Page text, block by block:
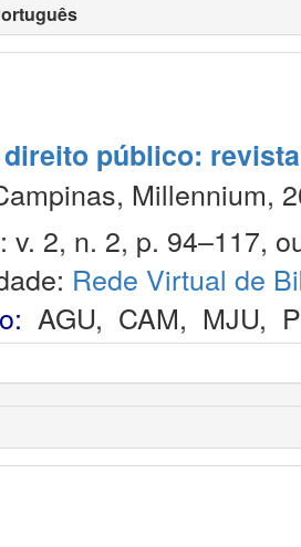
direito público:
Millennium,
v. 2, n. 2, p. 94–117,
Rede Virtual de
AGU, CAM, MJU,